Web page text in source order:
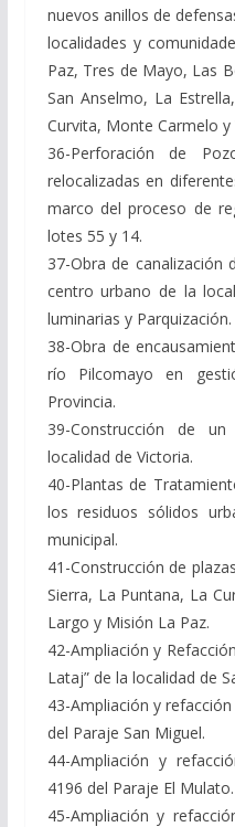
nuevos anillos de
localidades y
Paz, Tres de Mayo, Las
San Anselmo, La
Curvita, Monte Carmelo y
36-Perforación de
relocalizadas en
marco del proceso de
lotes 55 y 14.
37-Obra de canalización
centro urbano de la
luminarias y Parquización.
38-Obra de
río Pilcomayo en
Provincia.
39-Construcción de
localidad de Victoria.
40-Plantas de
los residuos sólidos
municipal.
41-Construcción de
Sierra, La Puntana, La
Largo y Misión La Paz.
42-Ampliación y
Lataj” de la localidad de
43-Ampliación y
del Paraje San Miguel.
44-Ampliación y
4196 del Paraje El Mulato.
45-Ampliación y